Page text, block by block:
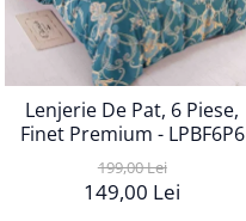
Lenjerie De Pat, 6 Piese,
Finet Premium - LPBF6P6
199,00 Lei
149,00 Lei